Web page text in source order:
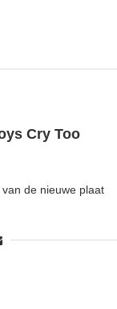
Cry Too
de nieuwe plaat